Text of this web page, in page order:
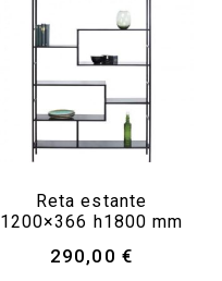
Reta estante
1200×366 h1800 mm
290,00 €